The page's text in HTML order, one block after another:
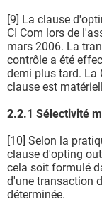
[9] La clause
CI Com lors de
mars 2006. La
contrôle a été
demi plus tard. La
clause est
2.2.1 Sélectivité
[10] Selon la
clause d'opting
cela soit formulé
d'une transaction
déterminée.